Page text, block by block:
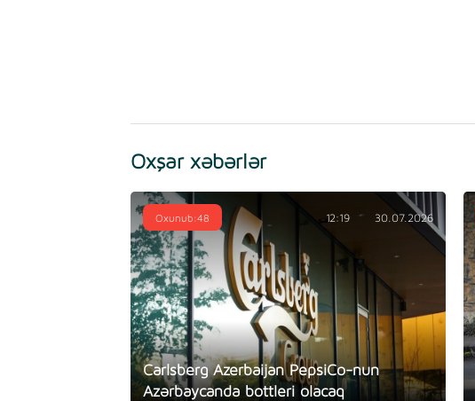
Oxşar xəbərlər
Carlsberg Azerbaijan PepsiCo-nun
Azərbaycanda bottleri olacaq
Oxunub:48 12:19 30.07.2026